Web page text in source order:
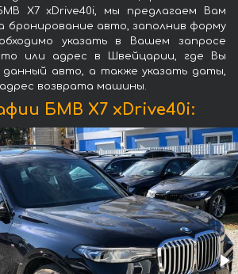
X7 xDrive40i, мы предлагаем Вам
бронирование авто, заполнив форму
указать в Вашем запросе
или адрес в Швейцарии, где Вы
авто, а также указать даты,
возврата машины.
БМВ X7 xDrive40i: